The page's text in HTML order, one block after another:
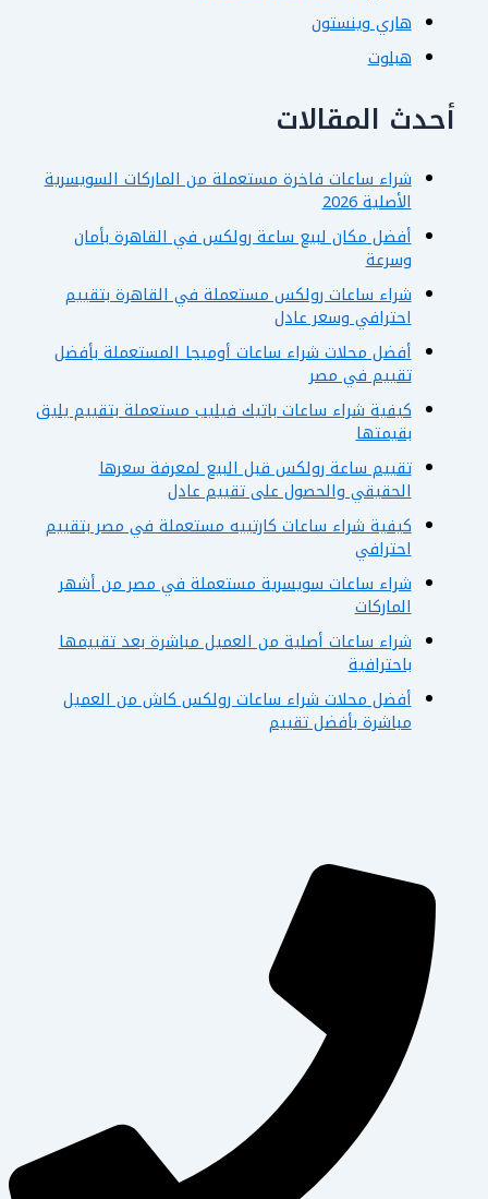
هاري وينستون
هبلوت
أحدث المقالات
شراء ساعات فاخرة مستعملة من الماركات السويسرية
الأصلية 2026
أفضل مكان لبيع ساعة رولكس في القاهرة بأمان
وسرعة
شراء ساعات رولكس مستعملة في القاهرة بتقييم
احترافي وسعر عادل
أفضل محلات شراء ساعات أوميجا المستعملة بأفضل
تقييم في مصر
كيفية شراء ساعات باتيك فيليب مستعملة بتقييم يليق
بقيمتها
تقييم ساعة رولكس قبل البيع لمعرفة سعرها
الحقيقي والحصول على تقييم عادل
كيفية شراء ساعات كارتييه مستعملة في مصر بتقييم
احترافي
شراء ساعات سويسرية مستعملة في مصر من أشهر
الماركات
شراء ساعات أصلية من العميل مباشرة بعد تقييمها
باحترافية
أفضل محلات شراء ساعات رولكس كاش من العميل
مباشرة بأفضل تقييم